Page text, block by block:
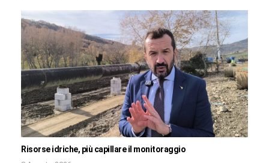
Risorse idriche, più capillare il monitoraggio